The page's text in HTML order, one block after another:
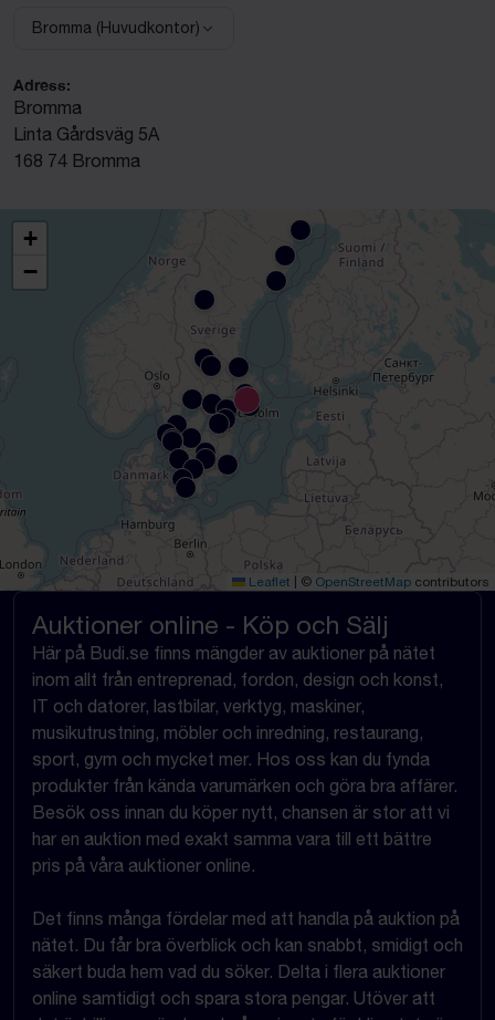
Välj anläggning:
Bromma (Huvudkontor)
Adress:
Bromma
Linta Gårdsväg 5A
168 74 Bromma
+
−
Leaflet © OpenStreetMap contributors
Auktioner online - Köp och Sälj
Här på Budi.se finns mängder av auktioner på nätet
inom allt från entreprenad, fordon, design och konst,
IT och datorer, lastbilar, verktyg, maskiner,
musikutrustning, möbler och inredning, restaurang,
sport, gym och mycket mer. Hos oss kan du fynda
produkter från kända varumärken och göra bra affärer.
Besök oss innan du köper nytt, chansen är stor att vi
har en auktion med exakt samma vara till ett bättre
pris på våra auktioner online.
Det finns många fördelar med att handla på auktion på
nätet. Du får bra överblick och kan snabbt, smidigt och
säkert buda hem vad du söker. Delta i flera auktioner
online samtidigt och spara stora pengar. Utöver att